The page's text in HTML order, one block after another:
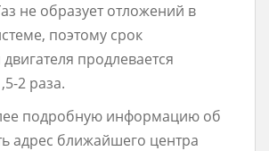
не образует отложений в
поэтому срок
продлевается
2 раза.
подробную информацию об
адрес ближайшего центра